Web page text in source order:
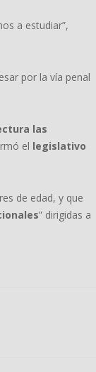
a estudiar”,
por la vía penal
las
el legislativo
de edad, y que
” dirigidas a